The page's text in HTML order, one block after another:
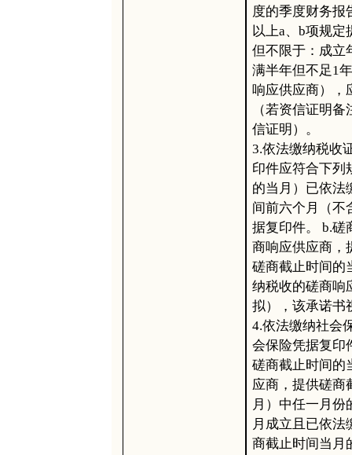
度的季度财务报
以上a、b项规定
但不限于：成立
满半年但不足1
响应供应商），
（若资信证明
信证明）。
3.依法缴纳税收
印件应符合下列
的当月）已依法
间前六个月（不
据复印件。 b.磋
商响应供应商，
磋商截止时间的
纳税收的磋商响
拟），该承诺书
4.依法缴纳社会
会保险凭据复印
磋商截止时间的
应商，提供磋商
月）中任一月份
月成立且已依法
商截止时间当月